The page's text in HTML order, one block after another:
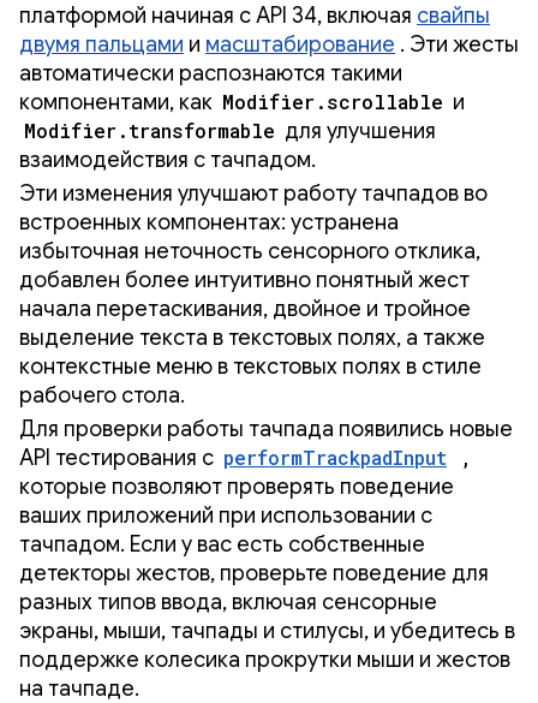
платформой начиная с API 34, включая свайпы
двумя пальцами и масштабирование . Эти жесты
автоматически распознаются такими
компонентами, как Modifier.scrollable и
Modifier.transformable для улучшения
взаимодействия с тачпадом.
Эти изменения улучшают работу тачпадов во
встроенных компонентах: устранена
избыточная неточность сенсорного отклика,
добавлен более интуитивно понятный жест
начала перетаскивания, двойное и тройное
выделение текста в текстовых полях, а также
контекстные меню в текстовых полях в стиле
рабочего стола.
Для проверки работы тачпада появились новые
API тестирования с performTrackpadInput ,
которые позволяют проверять поведение
ваших приложений при использовании с
тачпадом. Если у вас есть собственные
детекторы жестов, проверьте поведение для
разных типов ввода, включая сенсорные
экраны, мыши, тачпады и стилусы, и убедитесь в
поддержке колесика прокрутки мыши и жестов
на тачпаде.